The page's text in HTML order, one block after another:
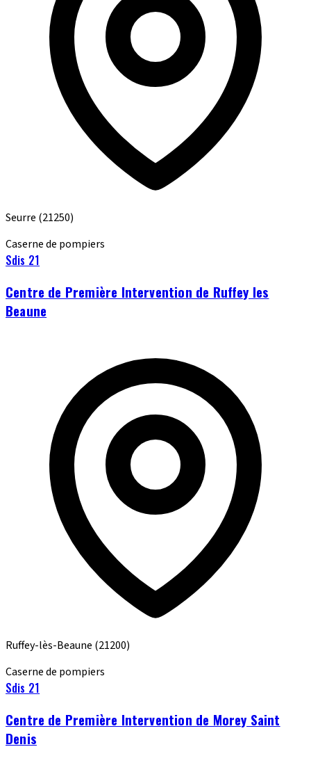
Seurre (21250)
Caserne de pompiers
Sdis 21
Centre de Première Intervention de Ruffey les
Beaune
Ruffey-lès-Beaune (21200)
Caserne de pompiers
Sdis 21
Centre de Première Intervention de Morey Saint
Denis